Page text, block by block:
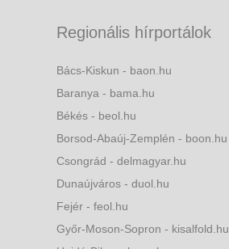
Regionális hírportálok
Bács-Kiskun - baon.hu
Baranya - bama.hu
Békés - beol.hu
Borsod-Abaúj-Zemplén - boon.hu
Csongrád - delmagyar.hu
Dunaújváros - duol.hu
Fejér - feol.hu
Győr-Moson-Sopron - kisalfold.hu